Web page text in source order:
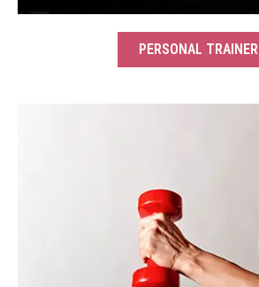
PERSONAL TRAINER